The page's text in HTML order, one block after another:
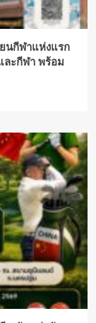
นกีฬาแห่งแรก
ละกีฬา พร้อม